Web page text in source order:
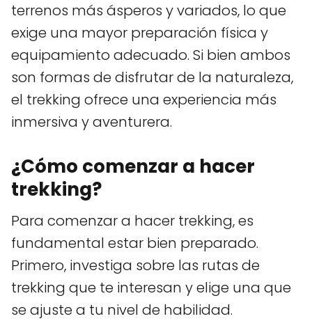
terrenos más ásperos y variados, lo que
exige una mayor preparación física y
equipamiento adecuado. Si bien ambos
son formas de disfrutar de la naturaleza,
el trekking ofrece una experiencia más
inmersiva y aventurera.
¿Cómo comenzar a hacer
trekking?
Para comenzar a hacer trekking, es
fundamental estar bien preparado.
Primero, investiga sobre las rutas de
trekking que te interesan y elige una que
se ajuste a tu nivel de habilidad.